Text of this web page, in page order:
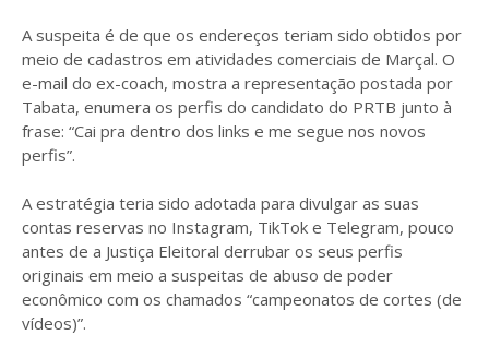
A suspeita é de que os endereços teriam sido obtidos por
meio de cadastros em atividades comerciais de Marçal. O
e-mail do ex-coach, mostra a representação postada por
Tabata, enumera os perfis do candidato do PRTB junto à
frase: “Cai pra dentro dos links e me segue nos novos
perfis”.
A estratégia teria sido adotada para divulgar as suas
contas reservas no Instagram, TikTok e Telegram, pouco
antes de a Justiça Eleitoral derrubar os seus perfis
originais em meio a suspeitas de abuso de poder
econômico com os chamados “campeonatos de cortes (de
vídeos)”.